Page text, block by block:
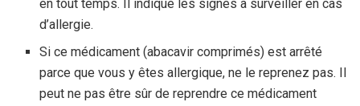
en tout temps. Il indique les signes à surveiller en cas
d’allergie.
Si ce médicament (abacavir comprimés) est arrêté
parce que vous y êtes allergique, ne le reprenez pas. Il
peut ne pas être sûr de reprendre ce médicament